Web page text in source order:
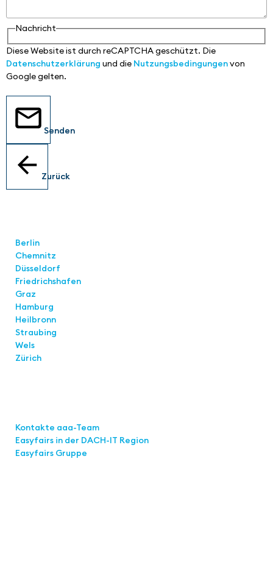
Nachricht
Diese Website ist durch reCAPTCHA geschützt. Die
Datenschutzerklärung und die Nutzungsbedingungenvon
Google gelten.
Senden
Zurück
Berlin
Chemnitz
Düsseldorf
Friedrichshafen
Graz
Hamburg
Heilbronn
Straubing
Wels
Zürich
Kontakte aaa-Team
Easyfairs in der DACH-IT Region
Easyfairs Gruppe